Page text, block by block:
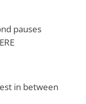
pauses
in between